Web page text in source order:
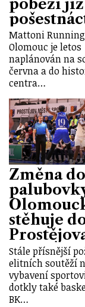
poběží již
Mattoni
Olomouc je letos
naplánován na
června a do
centra…
Změna
stěhuje
Stále přísnější
elitních soutěží
vybavení
dotkly také
BK…